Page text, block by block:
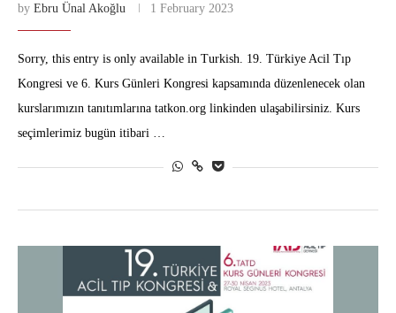
by Ebru Ünal Akoğlu 1 February 2023
Sorry, this entry is only available in Turkish. 19. Türkiye Acil Tıp
Kongresi ve 6. Kurs Günleri Kongresi kapsamında düzenlenecek olan
kurslarımızın tanıtımlarına tatkon.org linkinden ulaşabilirsiniz. Kurs
seçimlerimiz bugün itibari …